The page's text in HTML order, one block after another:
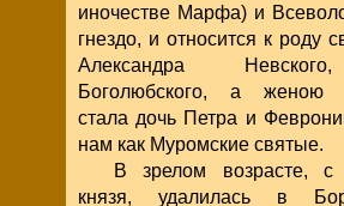
иночестве Марфа) и
гнездо, и относится к роду
Александра
Боголюбского, а женою
стала дочь Петра и
нам как Муромские святые.
В зрелом возрасте, с
князя, удалилась в